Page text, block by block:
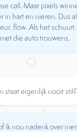
call. Maar pixels
in hart en nieren. Dus
flow. Als het
die auto trouwens.
staat eigenlijk nooit stil?
ik nou nadenk over